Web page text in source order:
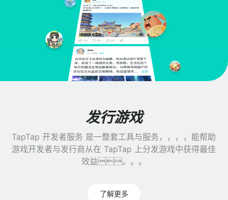
发行游戏
TapTap 开发者服务 是一整套工具与服务，，，，能帮助
游戏开发者与发行商从在 TapTap 上分发游戏中获得最佳
效益。。。
了解更多